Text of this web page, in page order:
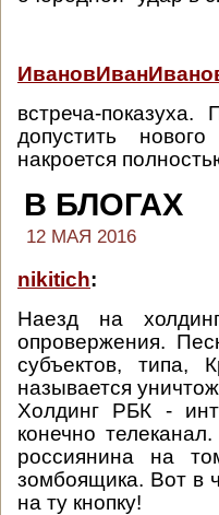
встреча-
допустить
накроется
В БЛОГАХ
12 МАЯ 2016
nikitich:
Наезд на
опровержения.
субъектов,
называется
Холдинг РБК -
конечно
россиянина на
зомбоящика. Вот в
на ту кнопку!